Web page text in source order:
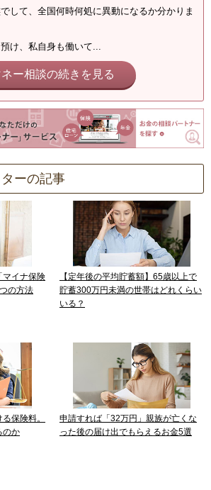
して、全国何時何処に異動になるか分かりま
け、私自身も働いて...
ー相談の続きを見る
ーの記事
マイナ保険
の方法
【定年後の平均貯蓄額】65歳以上で
貯蓄300万円未満の世帯はどれくらい
いる？
保険料。
のか
申請すれば「32万円」親族が亡くな
った後の届け出でもらえるお金5選